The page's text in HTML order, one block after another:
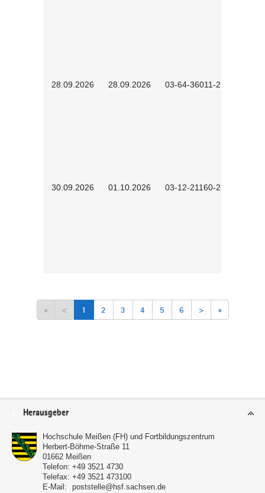
28.09.2026 28.09.2026 03-64-36011-2603
30.09.2026 01.10.2026 03-12-21160-2601
« < 1 2 3 4 5 6 > »
Service
Herausgeber
Hochschule Meißen (FH) und Fortbildungszentrum
Herbert-Böhme-Straße 11
01662 Meißen
Telefon: +49 3521 4730
Telefax: +49 3521 473100
E-Mail:
poststelle@hsf.sachsen.de